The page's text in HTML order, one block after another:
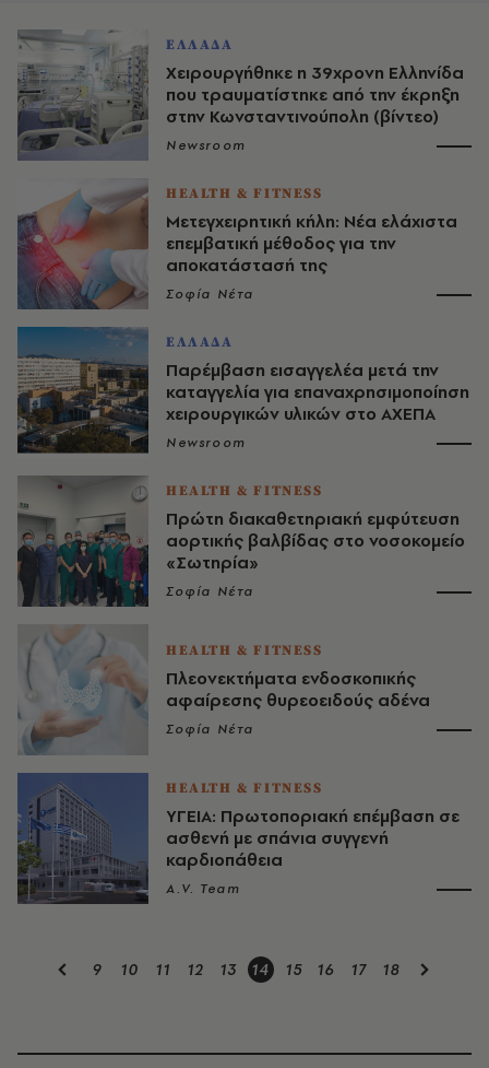
ΕΛΛΑΔΑ
Χειρουργήθηκε η 39χρονη Ελληνίδα
που τραυματίστηκε από την έκρηξη
στην Κωνσταντινούπολη (βίντεο)
Newsroom
HEALTH & FITNESS
Μετεγχειρητική κήλη: Νέα ελάχιστα
επεμβατική μέθοδος για την
αποκατάστασή της
Σοφία Νέτα
ΕΛΛΑΔΑ
Παρέμβαση εισαγγελέα μετά την
καταγγελία για επαναχρησιμοποίηση
χειρουργικών υλικών στο ΑΧΕΠΑ
Newsroom
HEALTH & FITNESS
Πρώτη διακαθετηριακή εμφύτευση
αορτικής βαλβίδας στο νοσοκομείο
«Σωτηρία»
Σοφία Νέτα
HEALTH & FITNESS
Πλεονεκτήματα ενδοσκοπικής
αφαίρεσης θυρεοειδούς αδένα
Σοφία Νέτα
HEALTH & FITNESS
ΥΓΕΙΑ: Πρωτοποριακή επέμβαση σε
ασθενή με σπάνια συγγενή
καρδιοπάθεια
A.V. Team
9 10 11 12 13 14 15 16 17 18